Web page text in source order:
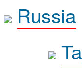
Russia